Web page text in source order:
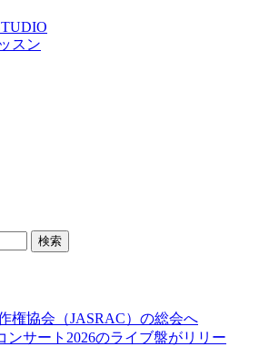
スン
検索
権協会（JASRAC）の総会へ
ンサート2026のライブ盤がリリー